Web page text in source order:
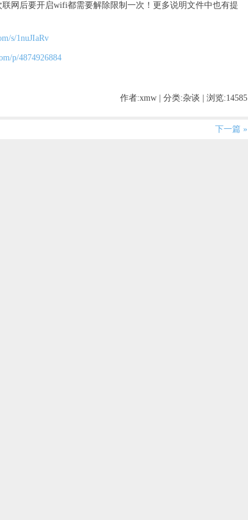
网后要开启wifi都需要解除限制一次！更多说明文件中也有提
s/1nuJIaRv
p/4874926884
作者:xmw | 分类:杂谈 | 浏览:14585
下一篇 »